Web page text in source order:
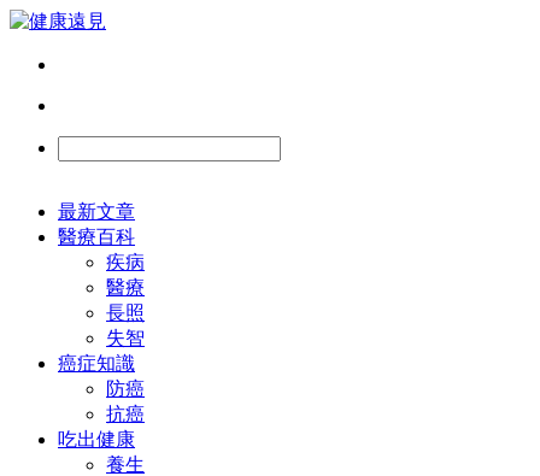
最新文章
醫療百科
疾病
醫療
長照
失智
癌症知識
防癌
抗癌
吃出健康
養生